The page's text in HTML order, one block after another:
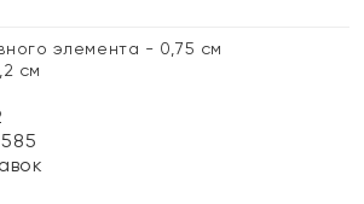
элемента - 0,75 см
см